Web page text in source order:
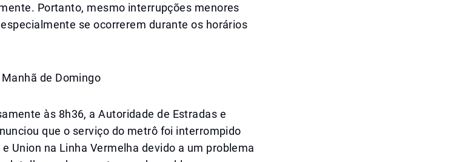
Portanto, mesmo interrupções menores
se ocorrerem durante os horários
de Domingo
às 8h36, a Autoridade de Estradas e
que o serviço do metrô foi interrompido
Union na Linha Vermelha devido a um problema